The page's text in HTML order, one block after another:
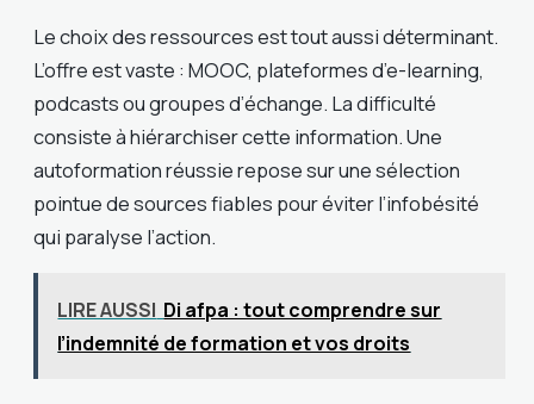
Le choix des ressources est tout aussi déterminant.
L’offre est vaste : MOOC, plateformes d’e-learning,
podcasts ou groupes d’échange. La difficulté
consiste à hiérarchiser cette information. Une
autoformation réussie repose sur une sélection
pointue de sources fiables pour éviter l’infobésité
qui paralyse l’action.
LIRE AUSSI Di afpa : tout comprendre sur
l’indemnité de formation et vos droits